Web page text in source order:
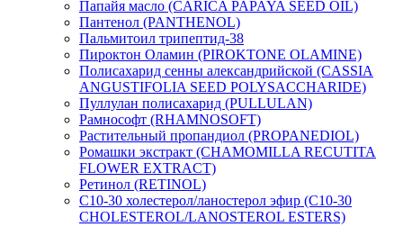
Папайя масло (CARICA PAPAYA SEED OIL)
Пантенол (PANTHENOL)
Пальмитоил трипептид-38
Пироктон Оламин (PIROKTONE OLAMINE)
Полисахарид сенны александрийской (CASSIA
ANGUSTIFOLIA SEED POLYSACCHARIDE)
Пуллулан полисахарид (PULLULAN)
Рамнософт (RHAMNOSOFT)
Растительный пропандиол (PROPANEDIOL)
Ромашки экстракт (CHAMOMILLA RECUTITA
FLOWER EXTRACT)
Ретинол (RETINOL)
C10-30 холестерол/ланостерол эфир (C10-30
CHOLESTEROL/LANOSTEROL ESTERS)